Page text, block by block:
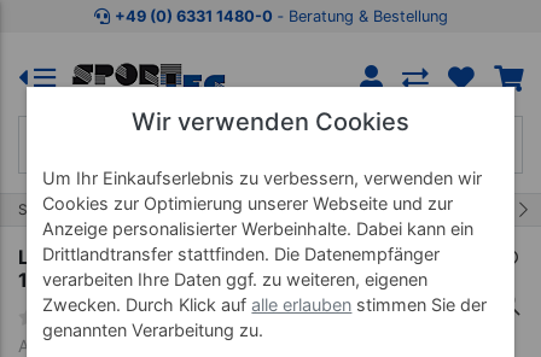
Zum Kaufbereich springen Zur Produktbeschreibung
+49 (0) 6331 1480-0 ‐ Beratung & Bestellung
Start Lehrmittel Lehrtafeln 70x100 cm
Lehrtafel "Männliche Geschlechtsorgane", LxB
100x70 cm
Art-Nr. 25048--00
Wir verwenden Cookies
Um Ihr Einkaufserlebnis zu verbessern, verwenden wir
Cookies zur Optimierung unserer Webseite und zur
Anzeige personalisierter Werbeinhalte. Dabei kann ein
Drittlandtransfer stattfinden. Die Datenempfänger
verarbeiten Ihre Daten ggf. zu weiteren, eigenen
Zwecken. Durch Klick aufalle erlauben stimmen Sie der
genannten Verarbeitung zu.